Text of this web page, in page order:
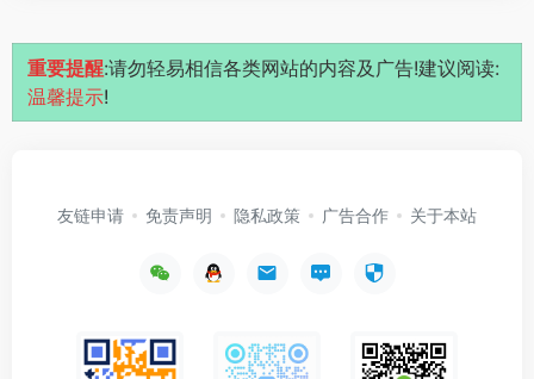
重要提醒:请勿轻易相信各类网站的内容及广告!建议阅读:
温馨提示!
友链申请 免责声明 隐私政策 广告合作 关于本站